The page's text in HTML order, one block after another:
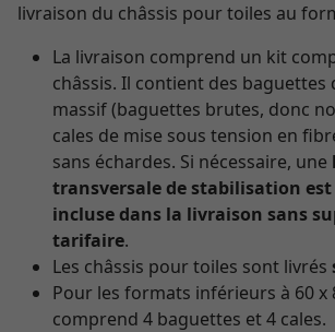
livraison du châssis pour toiles au
La livraison comprend un kit
châssis. Il contient des baguettes
massif (baguettes brutes, donc
cales de mise sous tension en
sans échardes. Si nécessaire, une
transversale de stabilisation
incluse dans la livraison sans
tarifaire.
Les châssis pour toiles sont livrés
Pour les formats inférieurs à 60 x
comprend 4 baguettes et 4 cales.